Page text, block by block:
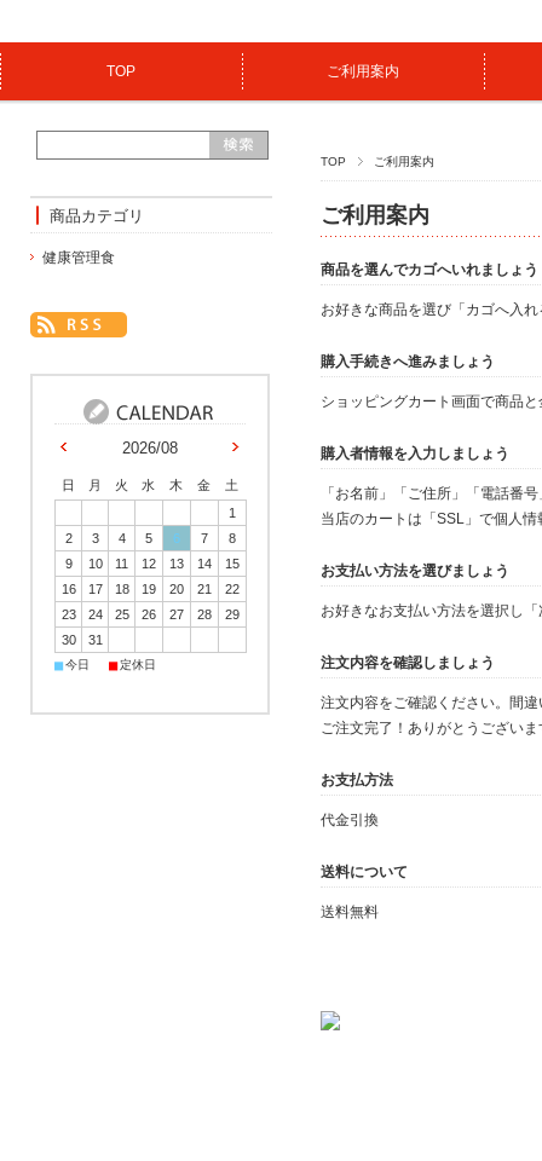
TOP ご利用案内
TOP ご利用案内
ご利用案内
商品を選んでカゴへいれましょう
お好きな商品を選び「カゴへ入
購入手続きへ進みましょう
ショッピングカート画面で商品
購入者情報を入力しましょう
「お名前」「ご住所」「電話番
当店のカートは「SSL」で個人
お支払い方法を選びましょう
お好きなお支払い方法を選択し
注文内容を確認しましょう
注文内容をご確認ください。間
ご注文完了！ありがとうございま
お支払方法
代金引換
送料について
送料無料
商品カテゴリ
健康管理食
2026/08
日 月 火 水 木 金
土
1
2
3 4 5 6 7
8
9
10 11 12 13 14
15
16
17 18 19 20 21
22
23
24 25 26 27 28
29
30
31
■今日 ■定休日